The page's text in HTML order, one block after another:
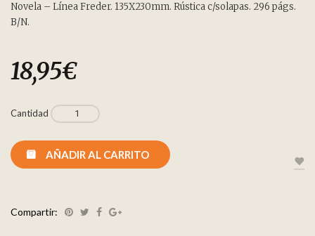
Novela – Línea Freder. 135X230mm. Rústica c/solapas. 296 págs.
B/N.
18,95€
Cantidad
AÑADIR AL CARRITO
Compartir: